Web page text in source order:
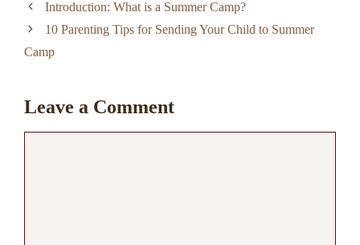
Introduction: What is a Summer Camp?
10 Parenting Tips for Sending Your Child to Summer
Camp
Leave a Comment